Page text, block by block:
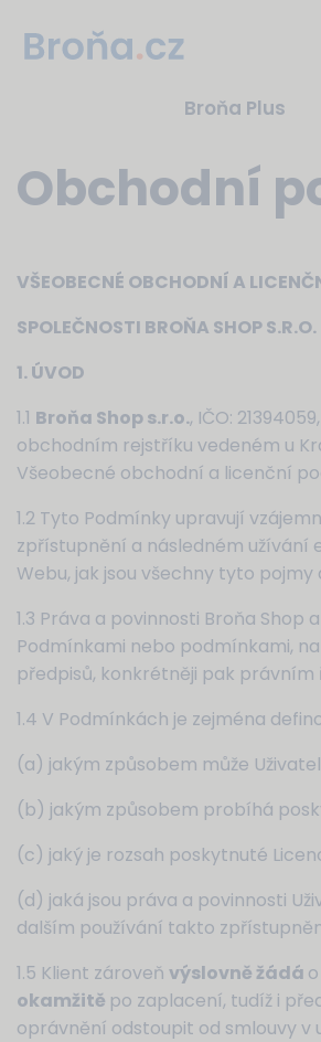
Broňa Plus
Obchodní
VŠEOBECNÉ OBCHODNÍ A
SPOLEČNOSTI BROŇA SHOP S.R.O.
1. ÚVOD
1.1 Broňa Shop s.r.o., IČO:
obchodním rejstříku vedeném u
Všeobecné obchodní a licenční
1.2 Tyto Podmínky upravují
zpřístupnění a následném
Webu, jak jsou všechny tyto pojmy
1.3 Práva a povinnosti Broňa
Podmínkami nebo podmínkami,
předpisů, konkrétněji pak právním
1.4 V Podmínkách je zejména
(a) jakým způsobem může
(b) jakým způsobem probíhá
(c) jaký je rozsah poskytnuté
(d) jaká jsou práva a povinnosti
dalším používání takto
1.5 Klient zároveň výslovně žádá
okamžitě po zaplacení, tudíž i
oprávnění odstoupit od smlouvy v